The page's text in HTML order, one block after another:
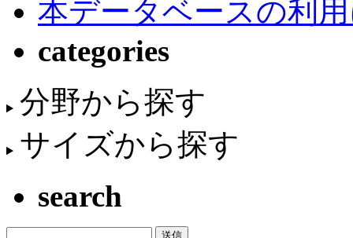
本データベースの利
categories
分野から探す
サイズから探す
search